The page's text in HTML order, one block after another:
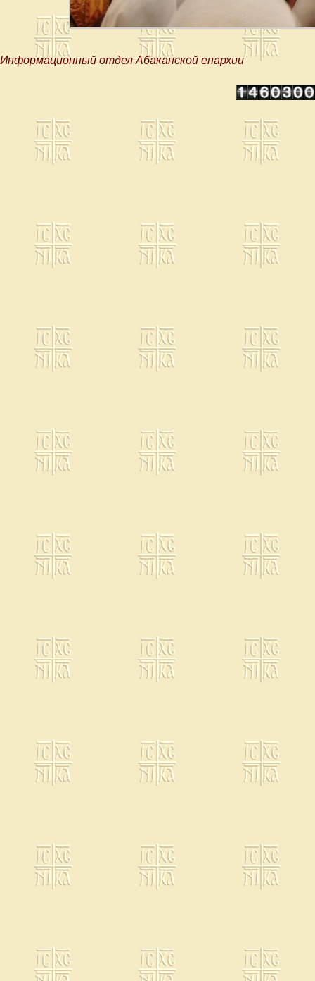
Информационный отдел Абаканской епархии